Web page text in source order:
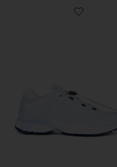
Favorite